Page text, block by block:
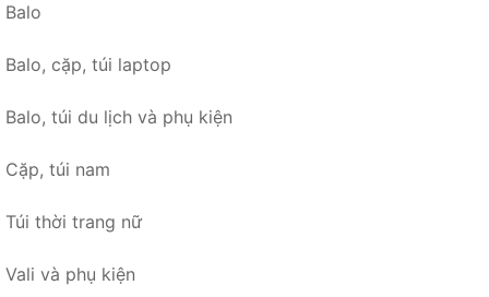
Balo
Balo, cặp, túi laptop
Balo, túi du lịch và phụ kiện
Cặp, túi nam
Túi thời trang nữ
Vali và phụ kiện